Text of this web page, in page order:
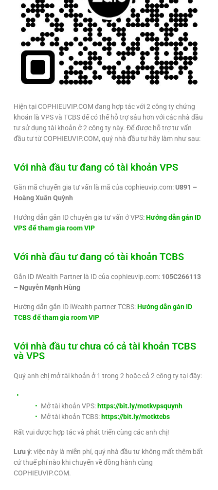
Hiện tại COPHIEUVIP.COM đang hợp tác với 2 công ty chứng
khoán là VPS và TCBS để có thể hỗ trợ sâu hơn với các nhà đầu
tư sử dụng tài khoản ở 2 công ty này. Để được hỗ trợ tư vấn
đầu tư từ COPHIEUVIP.COM, quý nhà đầu tư hãy làm như sau:
Với nhà đầu tư đang có tài khoản VPS
Gắn mã chuyển gia tư vấn là mã của cophieuvip.com:U891 –
Hoàng Xuân Quỳnh
Hướng dẫn gắn ID chuyên gia tư vấn ở VPS:Hướng dẫn gán ID
VPS để tham gia room VIP
Với nhà đầu tư đang có tài khoản TCBS
Gắn ID iWealth Partner là ID của cophieuvip.com: 105C266113
– Nguyễn Mạnh Hùng
Hướng dẫn gắn ID iWealth partner TCBS:Hướng dẫn gán ID
TCBS để tham gia room VIP
Với nhà đầu tư chưa có cả tài khoản TCBS
và VPS
Quý anh chị mở tài khoản ở 1 trong 2 hoặc cả 2 công ty tại đây:
Mở tài khoản VPS: https://bit.ly/motkvpsquynh
Mở tài khoản TCBS: https://bit.ly/motktcbs
Rất vui được hợp tác và phát triển cùng các anh chị!
Lưu ý: việc này là miễn phí, quý nhà đầu tư không mất thêm bất
cứ thuế phí nào khi chuyển về đồng hành cùng
COPHIEUVIP.COM.